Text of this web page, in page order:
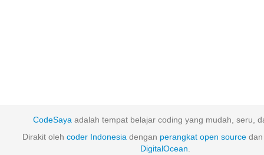
CodeSaya adalah tempat belajar coding yang mudah, seru,
Dirakit oleh coder Indonesia dengan perangkat open source
DigitalOcean